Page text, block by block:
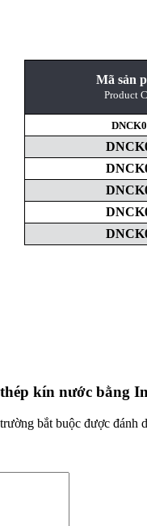
Mã sản
Product
kín nước bằng
bắt buộc được đánh